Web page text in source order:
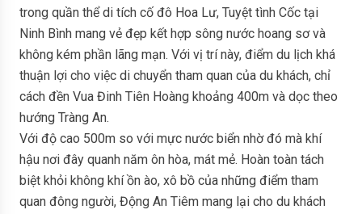
trong quần thể di tích cố đô Hoa Lư, Tuyệt tình Cốc tại
Ninh Bình mang vẻ đẹp kết hợp sông nước hoang sơ và
không kém phần lãng mạn. Với vị trí này, điểm du lịch khá
thuận lợi cho việc di chuyển tham quan của du khách, chỉ
cách đền Vua Đinh Tiên Hoàng khoảng 400m và dọc theo
hướng Tràng An.
Với độ cao 500m so với mực nước biển nhờ đó mà khí
hậu nơi đây quanh năm ôn hòa, mát mẻ. Hoàn toàn tách
biệt khỏi không khí ồn ào, xô bồ của những điểm tham
quan đông người, Động An Tiêm mang lại cho du khách